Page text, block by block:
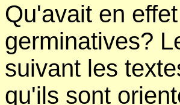
Qu'avait en
germinatives?
suivant les
qu'ils sont